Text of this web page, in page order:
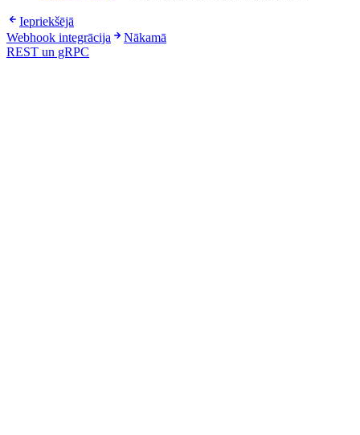
Iepriekšējā
Webhook integrācija
Nākamā
REST un gRPC